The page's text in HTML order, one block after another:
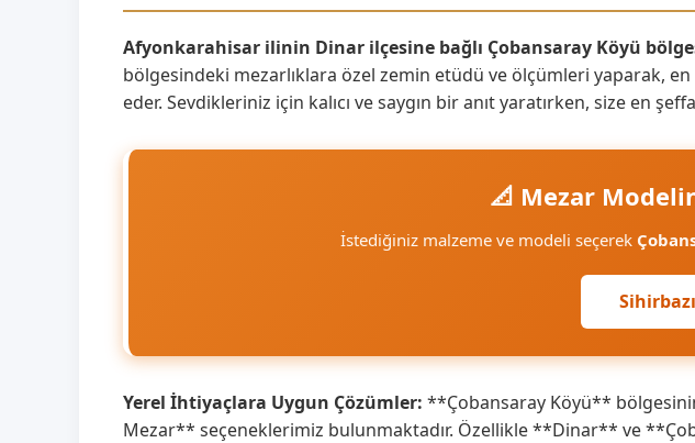
Afyonkarahisar ilinin Dinar ilçesine bağlı Çobansaray Köyü
bölgesindeki mezarlıklara özel zemin etüdü ve ölçümleri yaparak,
eder. Sevdikleriniz için kalıcı ve saygın bir anıt yaratırken, size en
📐 Mezar
İstediğiniz malzeme ve modeli seçerek
Yerel İhtiyaçlara Uygun Çözümler: **Çobansaray Köyü**
Mezar** seçeneklerimiz bulunmaktadır. Özellikle **Dinar** ve